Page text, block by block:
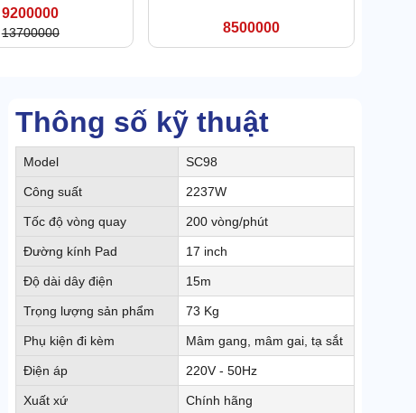
9200000
13700000 8500000
Thông số kỹ thuật
Model SC98
Công suất 2237W
Tốc độ vòng quay 200 vòng/phút
Đường kính Pad 17 inch
Độ dài dây điện 15m
Trọng lượng sản phẩm 73 Kg
Phụ kiện đi kèm Mâm gang, mâm gai, tạ sắt
Điện áp 220V - 50Hz
Xuất xứ Chính hãng